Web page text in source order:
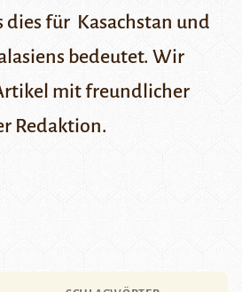
dies für Kasachstan und
bedeutet. Wir
mit freundlicher
Redaktion.